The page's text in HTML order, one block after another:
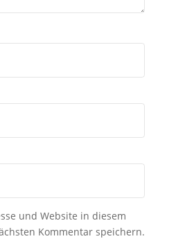
und Website in diesem
Kommentar speichern.